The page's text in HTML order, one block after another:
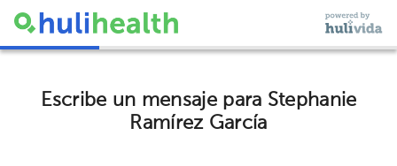
Escribe un mensaje para Stephanie
Ramírez García